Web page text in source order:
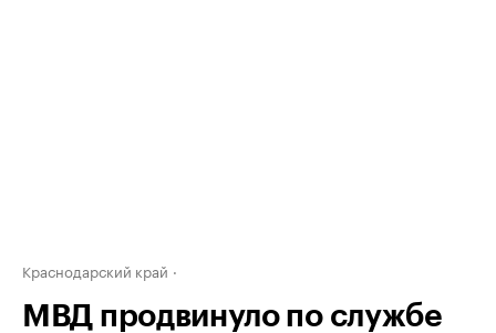
Краснодарский край
МВД продвинуло по службе